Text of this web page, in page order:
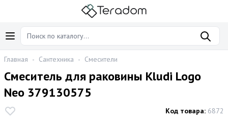
Главная - Сантехника - Смесители
Смеситель для раковины Kludi Logo
Neo 379130575
Код товара: 6872